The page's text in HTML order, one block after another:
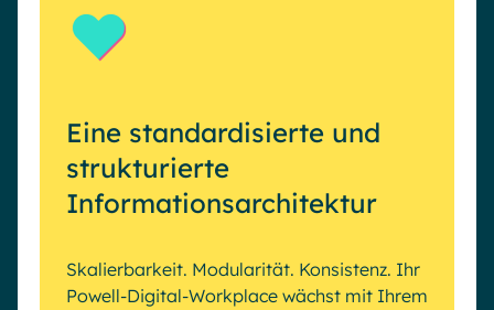
Eine standardisierte und
strukturierte
Informationsarchitektur
Skalierbarkeit. Modularität. Konsistenz. Ihr
Powell-Digital-Workplace wächst mit Ihrem